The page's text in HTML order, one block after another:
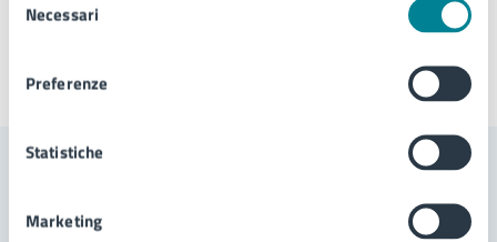
delNecessari
Preferenze
Statistiche
Marketing
Ultimo aggiornamento: